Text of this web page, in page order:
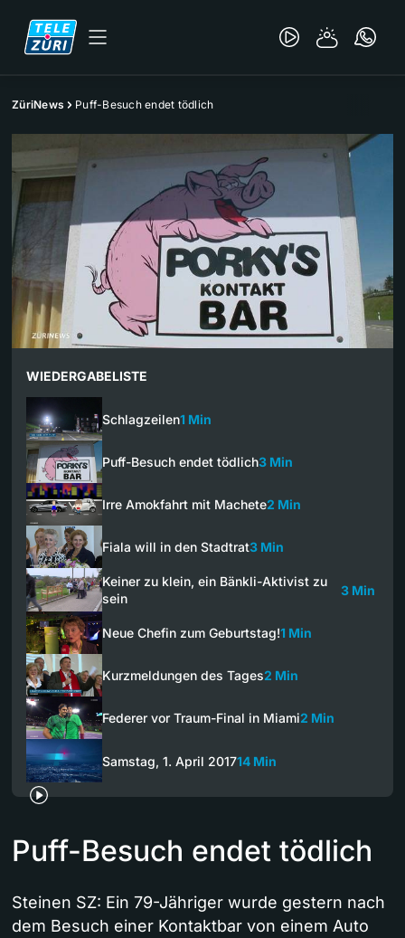
ZüriNews Puff-Besuch endet tödlich
WIEDERGABELISTE
Schlagzeilen1 Min
Puff-Besuch endet tödlich3 Min
Irre Amokfahrt mit Machete2 Min
Fiala will in den Stadtrat3 Min
Keiner zu klein, ein Bänkli-Aktivist zu
sein
3 Min
Neue Chefin zum Geburtstag!1 Min
Kurzmeldungen des Tages2 Min
Federer vor Traum-Final in Miami2 Min
Samstag, 1. April 201714 Min
Puff-Besuch endet tödlich
Steinen SZ: Ein 79-Jähriger wurde gestern nach
dem Besuch einer Kontaktbar von einem Auto